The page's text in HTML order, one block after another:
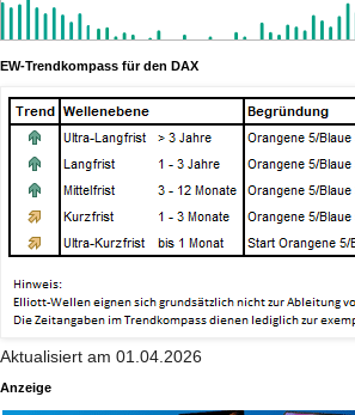
EW-Trendkompass für den DAX
Aktualisiert am 01.04.2026
Anzeige